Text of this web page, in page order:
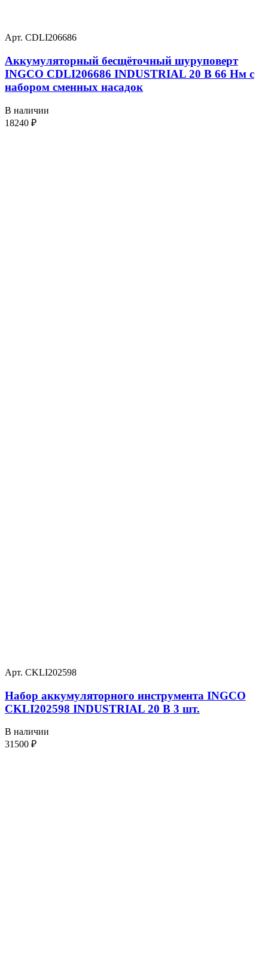
Арт. CDLI206686
Аккумуляторный бесщёточный шуруповерт
INGCO CDLI206686 INDUSTRIAL 20 В 66 Нм с
набором сменных насадок
В наличии
18240 ₽
Арт. CKLI202598
Набор аккумуляторного инструмента INGCO
CKLI202598 INDUSTRIAL 20 В 3 шт.
В наличии
31500 ₽